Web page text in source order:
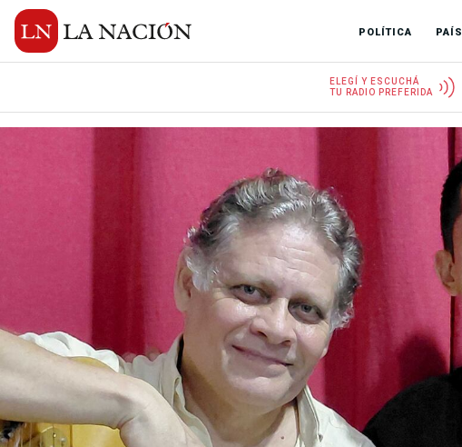
POLÍTICA PAÍS
ELEGÍ Y ESCUCHÁ
TU RADIO PREFERIDA